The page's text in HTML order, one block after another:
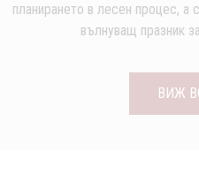
планирането в лесен процес, а
вълнуващ празник
ВИЖ